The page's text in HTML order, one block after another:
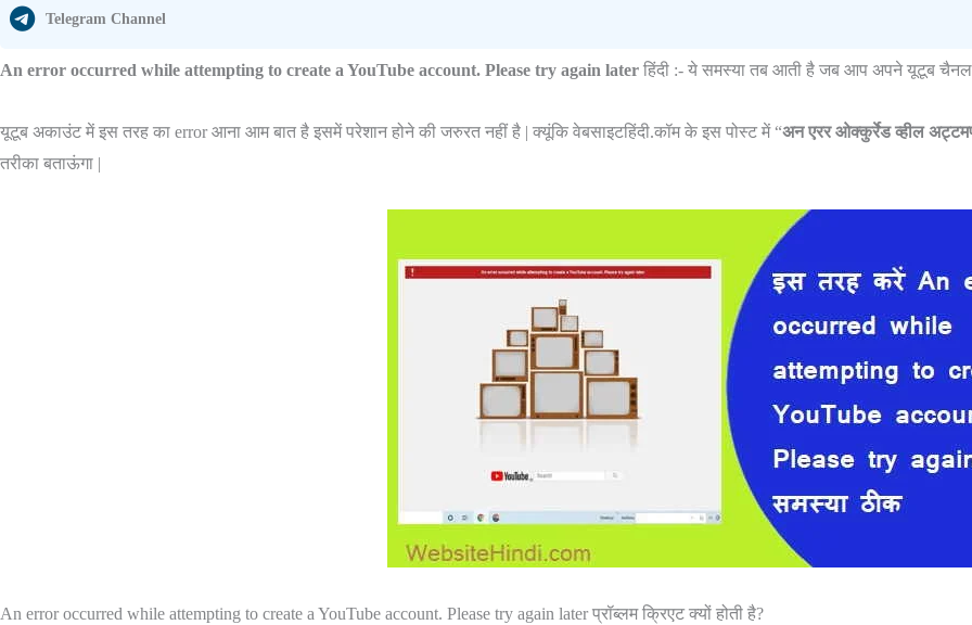
Telegram Channel
An error occurred while attempting to create a YouTube account. Please try again later हिंदी :- ये समस्या तब आती है जब आप अपने यूटूब चैनल
यूटूब अकाउंट में इस तरह का error आना आम बात है इसमें परेशान होने की जरुरत नहीं है | क्यूंकि वेबसाइटहिंदी.कॉम के इस पोस्ट में “अन एरर ओक्कुर्रेड व्हील
तरीका बताऊंगा |
An error occurred while attempting to create a YouTube account. Please try again later प्रॉब्लम क्रिएट क्यों होती है?